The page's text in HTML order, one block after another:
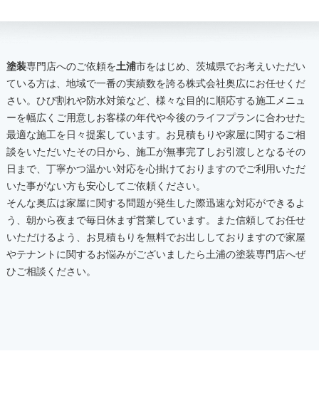
塗装専門店へのご依頼を土浦市をはじめ、茨城県でお考えいただい
ている方は、地域で一番の実績数を誇る株式会社奥広にお任せくだ
さい。ひび割れや防水対策など、様々な目的に順応する施工メニュ
ーを幅広くご用意しお客様の年代や今後のライフプランに合わせた
最適な施工を日々提案しています。お見積もりや家屋に関するご相
談をいただいたその日から、施工が無事完了しお引渡しとなるその
日まで、丁寧かつ温かい対応を心掛けておりますのでご利用いただ
いた事がない方も安心してご依頼ください。
そんな奥広は家屋に関する問題が発生した際迅速な対応ができるよ
う、朝から夜まで毎日休まず営業しています。また信頼してお任せ
いただけるよう、お見積もりを無料でお出ししておりますので家屋
やテナントに関するお悩みがございましたら土浦の塗装専門店へぜ
ひご相談ください。